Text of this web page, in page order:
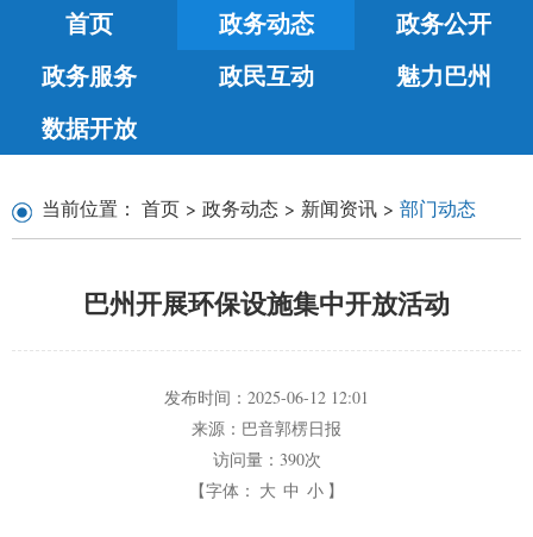
首页 政务动态
政务公开
政务服务
政民互动
魅力巴州
数据开放
当前位置： 首页 > 政务动态 > 新闻资讯 > 部门动态
巴州开展环保设施集中开放活动
发布时间： 2025-06-12 12:01
来源： 巴音郭楞日报
访问量： 390次
【字体： 大 中 小 】